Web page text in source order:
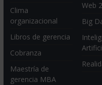
Clima
organizacional
Libros de gerencia
Cobranza
Maestría de
gerencia MBA
Web
Big